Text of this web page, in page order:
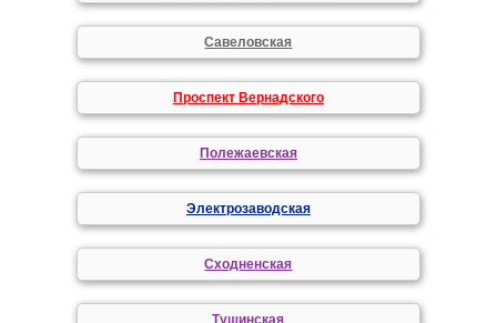
Савеловская
Проспект Вернадского
Полежаевская
Электрозаводская
Сходненская
Тушинская